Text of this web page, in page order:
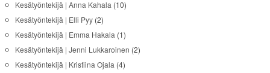
Kesätyöntekijä | Anna Kahala (10)
Kesätyöntekijä | Elli Pyy(2)
Kesätyöntekijä | Emma Hakala (1)
Kesätyöntekijä | Jenni Lukkaroinen (2)
Kesätyöntekijä | Kristiina Ojala (4)